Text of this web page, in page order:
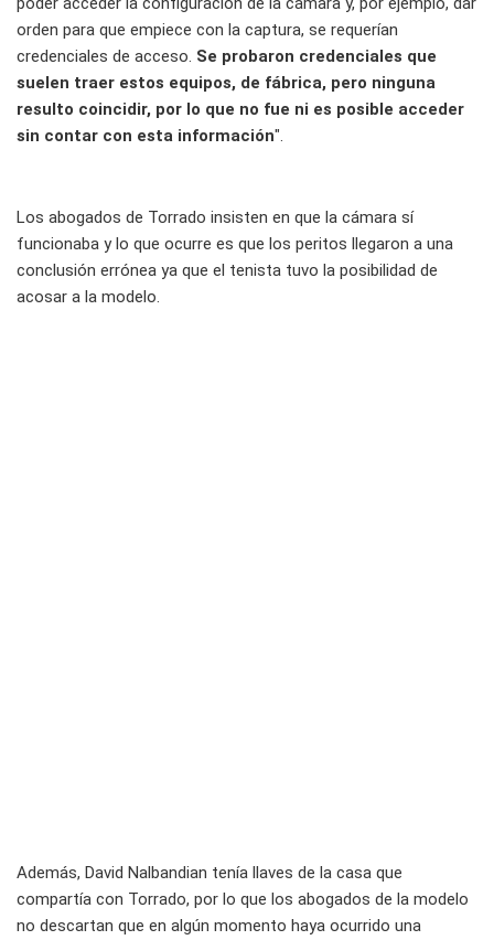
orden para que empiece con la captura, se requerían
credenciales de acceso. Se probaron credenciales que
suelen traer estos equipos, de fábrica, pero ninguna
resulto coincidir, por lo que no fue ni es posible acceder
sin contar con esta información".
Los abogados de Torrado insisten en que la cámara sí
funcionaba y lo que ocurre es que los peritos llegaron a una
conclusión errónea ya que el tenista tuvo la posibilidad de
acosar a la modelo.
Además, David Nalbandian tenía llaves de la casa que
compartía con Torrado, por lo que los abogados de la modelo
no descartan que en algún momento haya ocurrido una